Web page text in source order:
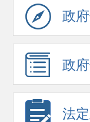
政
政
法